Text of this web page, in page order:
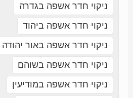
ניקוי חדר אשפה בגדרה
ניקוי חדר אשפה ביהוד
ניקוי חדר אשפה באור יהודה
ניקוי חדר אשפה בשוהם
ניקוי חדר אשפה במודיעין